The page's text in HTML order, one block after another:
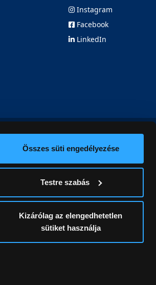
Összes süti engedélyezése
Testre szabás
Kizárólag az elengedhetetlen
sütiket használja
Instagram
Facebook
LinkedIn